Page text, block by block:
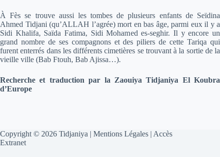
À Fès se trouve aussi les tombes de plusieurs enfants de Seïdina
Ahmed Tidjani (qu’ALLAH l’agrée) mort en bas âge, parmi eux il y a
Sidi Khalifa, Saïda Fatima, Sidi Mohamed es-seghir. Il y encore un
grand nombre de ses compagnons et des piliers de cette Tariqa qui
furent enterrés dans les différents cimetières se trouvant à la sortie de la
vieille ville (Bab Ftouh, Bab Ajissa…).
Recherche et traduction par la Zaouiya Tidjaniya El Koubra
d’Europe
Copyright © 2026 Tidjaniya | Mentions Légales | Accès
Extranet